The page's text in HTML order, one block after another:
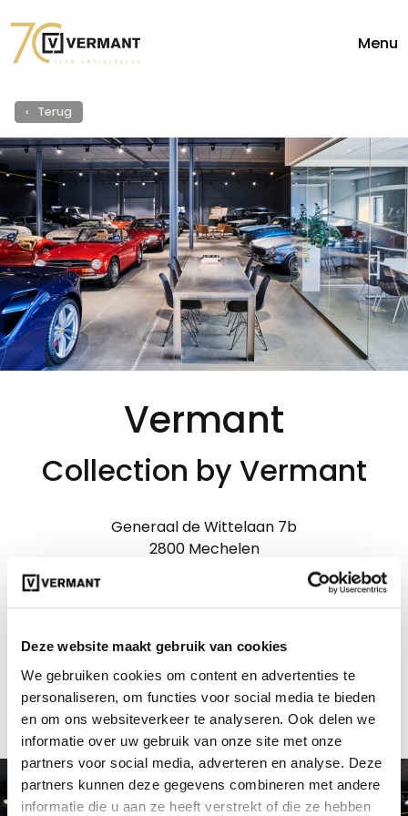
Deze website maakt gebruik van cookies
We gebruiken cookies om content en advertenties te
personaliseren, om functies voor social media te bieden
en om ons websiteverkeer te analyseren. Ook delen we
informatie over uw gebruik van onze site met onze
partners voor social media, adverteren en analyse. Deze
partners kunnen deze gegevens combineren met andere
informatie die u aan ze heeft verstrekt of die ze hebben
Menu
‹ Terug
Vermant
Collection by Vermant
Generaal de Wittelaan 7b
2800 Mechelen
Maak een afspraak